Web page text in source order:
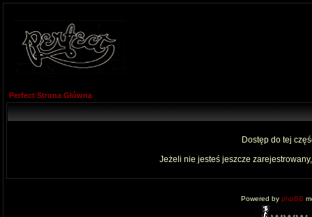
Perfect Strona Główna
Dostęp do tej
Jeżeli nie jesteś jeszcze
Powered by phpBB